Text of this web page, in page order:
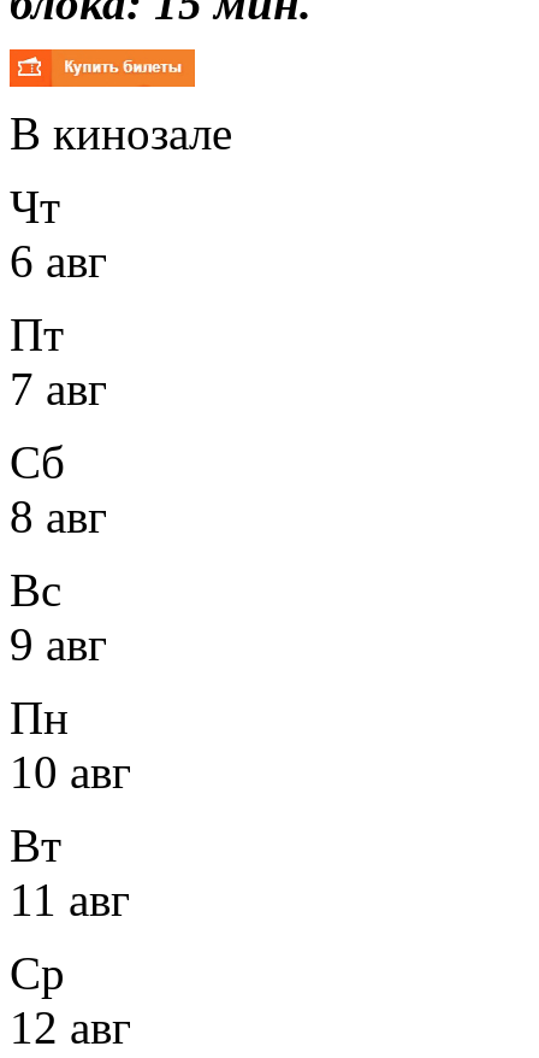
В кинозале
Чт
6 авг
Пт
7 авг
Сб
8 авг
Вс
9 авг
Пн
10 авг
Вт
11 авг
Ср
12 авг